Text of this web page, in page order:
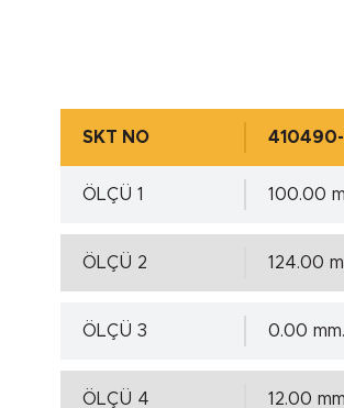
SKT NO 410490-
ÖLÇÜ 1 100.00
ÖLÇÜ 2 124.00
ÖLÇÜ 3 0.00 mm.
ÖLÇÜ 4 12.00